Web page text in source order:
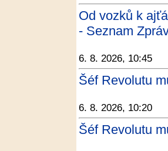
Od vozků k
- Seznam
6. 8. 2026, 10:45
Šéf Revolutu
6. 8. 2026, 10:20
Šéf Revolutu